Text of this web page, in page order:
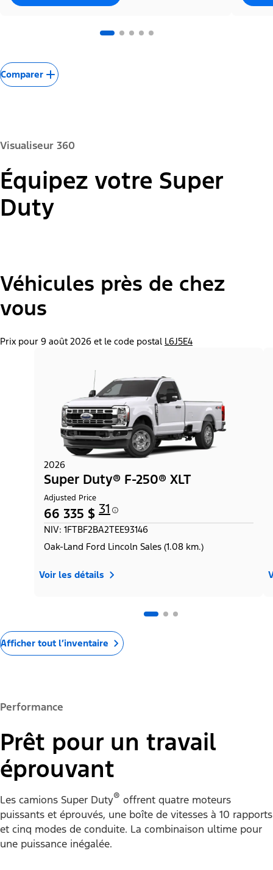
Comparer
Visualiseur 360
Équipez votre Super
Duty
"Modèles"
Couleur de la peinture :
Véhicules près de chez
vous
Prix pour 9 août 2026 et le code postal L6J5E4
2026
Super Duty® F-250® XLT
Adjusted Price
66 335 $ 31
NIV: 1FTBF2BA2TEE93146
Oak-Land Ford Lincoln Sales (1.08 km.)
Voir les détails
Afficher tout l’inventaire
Performance
Prêt pour un travail
éprouvant
Les camions Super Duty® offrent quatre moteurs
puissants et éprouvés, une boîte de vitesses à 10 rapports
et cinq modes de conduite. La combinaison ultime pour
une puissance inégalée.